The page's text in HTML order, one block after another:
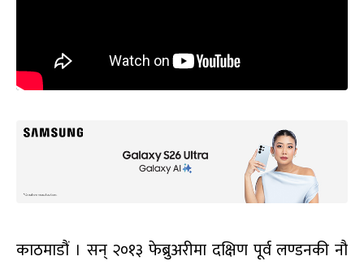
काठमाडौं । सन् २०१३ फेब्रुअरीमा दक्षिण पूर्व लण्डनकी नौ